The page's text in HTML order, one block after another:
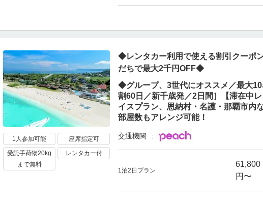
1人参加可能
座席指定可
受託手荷物20kg
まで無料
レンタカー付
◆レンタカー利用で使える割引クーポ
だちで最大2千円OFF◆
◆グループ、3世代にオススメ／最大
割60日／新千歳発／2日間］【滞在中
イスプラン、恩納村・名護・那覇市内
部屋数もアレンジ可能！
交通機関
1泊2日プラン
61,800
円〜